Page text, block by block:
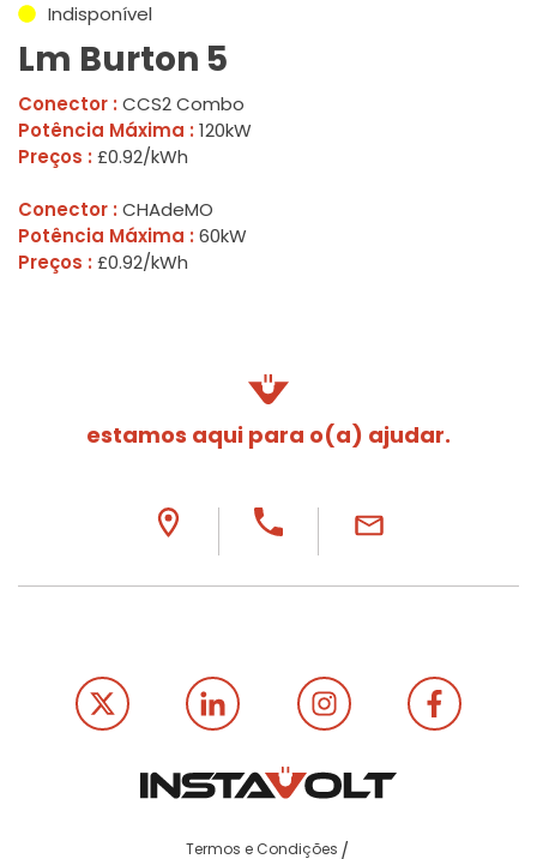
Indisponível
Lm Burton 5
Conector : CCS2 Combo
Potência Máxima : 120kW
Preços : £0.92/kWh
Conector : CHAdeMO
Potência Máxima : 60kW
Preços : £0.92/kWh
estamos aqui para o(a) ajudar.
Termos e Condições